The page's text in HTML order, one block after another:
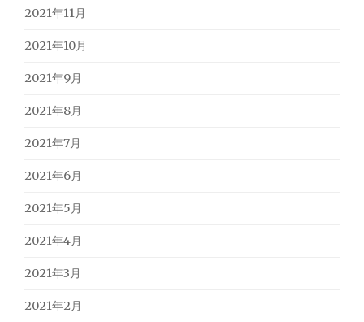
2021年11月
2021年10月
2021年9月
2021年8月
2021年7月
2021年6月
2021年5月
2021年4月
2021年3月
2021年2月